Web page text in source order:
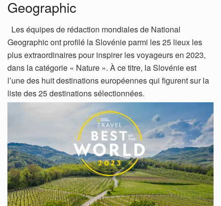
Geographic
Les équipes de rédaction mondiales de National
Geographic ont profilé la Slovénie parmi les 25 lieux les
plus extraordinaires pour inspirer les voyageurs en 2023,
dans la catégorie « Nature ». À ce titre, la Slovénie est
l’une des huit destinations européennes qui figurent sur la
liste des 25 destinations sélectionnées.